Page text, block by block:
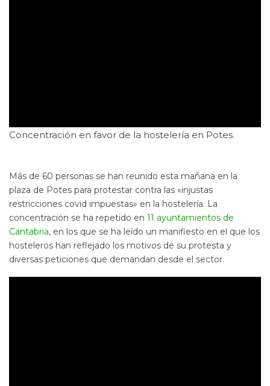
Concentración en favor de la hostelería en Potes.
Más de 60 personas se han reunido esta mañana en la
plaza de Potes para protestar contra las «injustas
restricciones covid impuestas» en la hostelería. La
concentración se ha repetido en 11 ayuntamientos de
Cantabria, en los que se ha leído un manifiesto en el que los
hosteleros han reflejado los motivos de su protesta y
diversas peticiones que demandan desde el sector.